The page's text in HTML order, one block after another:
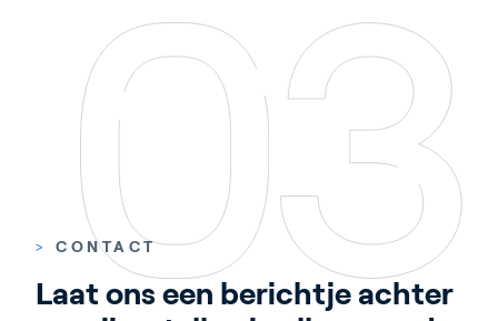
> CONTACT
Laat ons een berichtje achter